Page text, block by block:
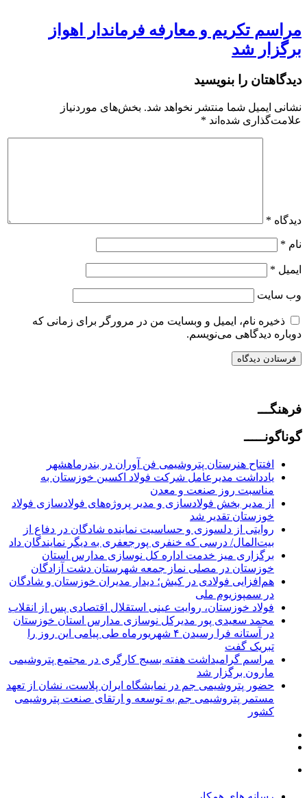
مراسم تکریم و معارفه فرماندار اهواز
برگزار شد
دیدگاهتان را بنویسید
نشانی ایمیل شما منتشر نخواهد شد. بخش‌های موردنیاز
علامت‌گذاری شده‌اند *
دیدگاه *
نام *
ایمیل *
وب‌ سایت
ذخیره نام، ایمیل و وبسایت من در مرورگر برای زمانی که
دوباره دیدگاهی می‌نویسم.
فرهنگـــ
گوناگونـــــ
افتتاح هنرستان پتروشیمی فن آوران در بندرماهشهر
یادداشت مدیرعامل شرکت فولاد اکسین خوزستان به
مناسبت روز صنعت و معدن
از مدیر بخش فولادسازی و‌ مدیر پروژه‌های فولادسازی فولاد
خوزستان تقدیر شد
روایتی از دلسوزی و حساسیت نماینده شادگان در دفاع از
بیت‌المال/ درسی که خنفری پورجعفری به دیگر نمایندگان داد
برگزاری میز خدمت اداره کل نوسازی مدارس استان
خوزستان در مصلی نماز جمعه شهرستان دشت آزادگان
هم‌افزایی فولادی در کیش؛ دیدار مدیران خوزستان و شادگان
در سمپوزیوم ملی
فولاد خوزستان، روایت عینی استقلال اقتصادی پس از انقلاب
محمد سعیدی پور مدیرکل نوسازی مدارس استان خوزستان
در آستانه فرا رسیدن ۴ شهریورماه طی پیامی این روز را
تبریک گفت
مراسم گرامیداشت هفته بسیج کارگری در مجتمع پتروشیمی
مارون برگزار شد
حضور پتروشیمی جم در نمایشگاه ایران پلاست، نشان از تعهد
مستمر پتروشیمی جم به توسعه و ارتقای صنعت پتروشیمی
کشور